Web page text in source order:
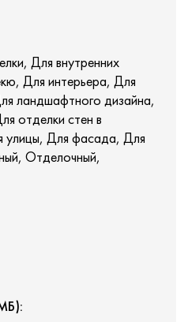
Для внутренних
Для интерьера, Для
ландшафтного дизайна,
отделки стен в
улицы, Для фасада, Для
Отделочный,